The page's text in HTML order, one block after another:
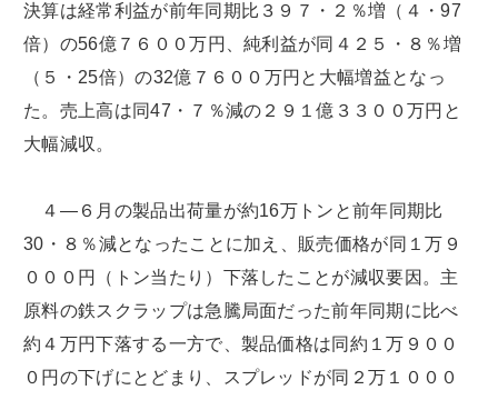
決算は経常利益が前年同期比３９７・２％増（４・97
倍）の56億７６００万円、純利益が同４２５・８％増
（５・25倍）の32億７６００万円と大幅増益となっ
た。売上高は同47・７％減の２９１億３３００万円と
大幅減収。
４―６月の製品出荷量が約16万トンと前年同期比
30・８％減となったことに加え、販売価格が同１万９
０００円（トン当たり）下落したことが減収要因。主
原料の鉄スクラップは急騰局面だった前年同期に比べ
約４万円下落する一方で、製品価格は同約１万９００
０円の下げにとどまり、スプレッドが同２万１０００